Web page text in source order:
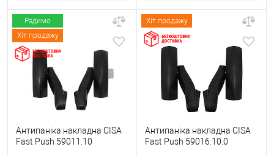
Радимо
Хіт продажу
Антипаніка накладна CISA
Fast Push 59011.10
Хіт продажу
Антипаніка накладна CISA
Fast Push 59016.10.0